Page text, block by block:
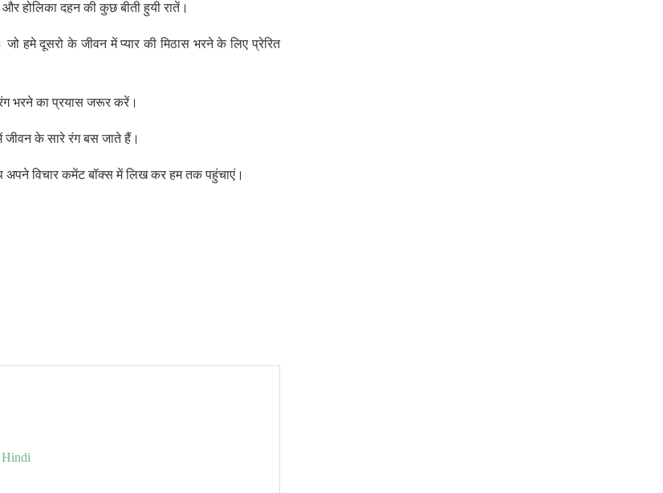
होलिका दहन की कुछ बीती हुयी रातें।
जो हमे दूसरो के जीवन में प्यार की मिठास भरने के लिए प्रेरित
रंग भरने का प्रयास जरूर करें।
जीवन के सारे रंग बस जाते हैं।
अपने विचार कमेंट बॉक्स में लिख कर हम तक पहुंचाएं।
Hindi